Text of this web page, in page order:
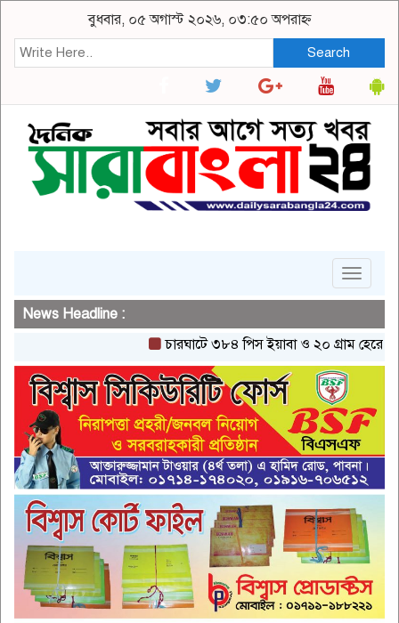
বুধবার, ০৫ অগাস্ট ২০২৬, ০৩:৫০ অপরাহ্ন
Search
Toggle
News Headline :
চারঘাটে ৩৮৪ পিস ইয়াবা ও ২০ গ্রাম হেরোইনসহ